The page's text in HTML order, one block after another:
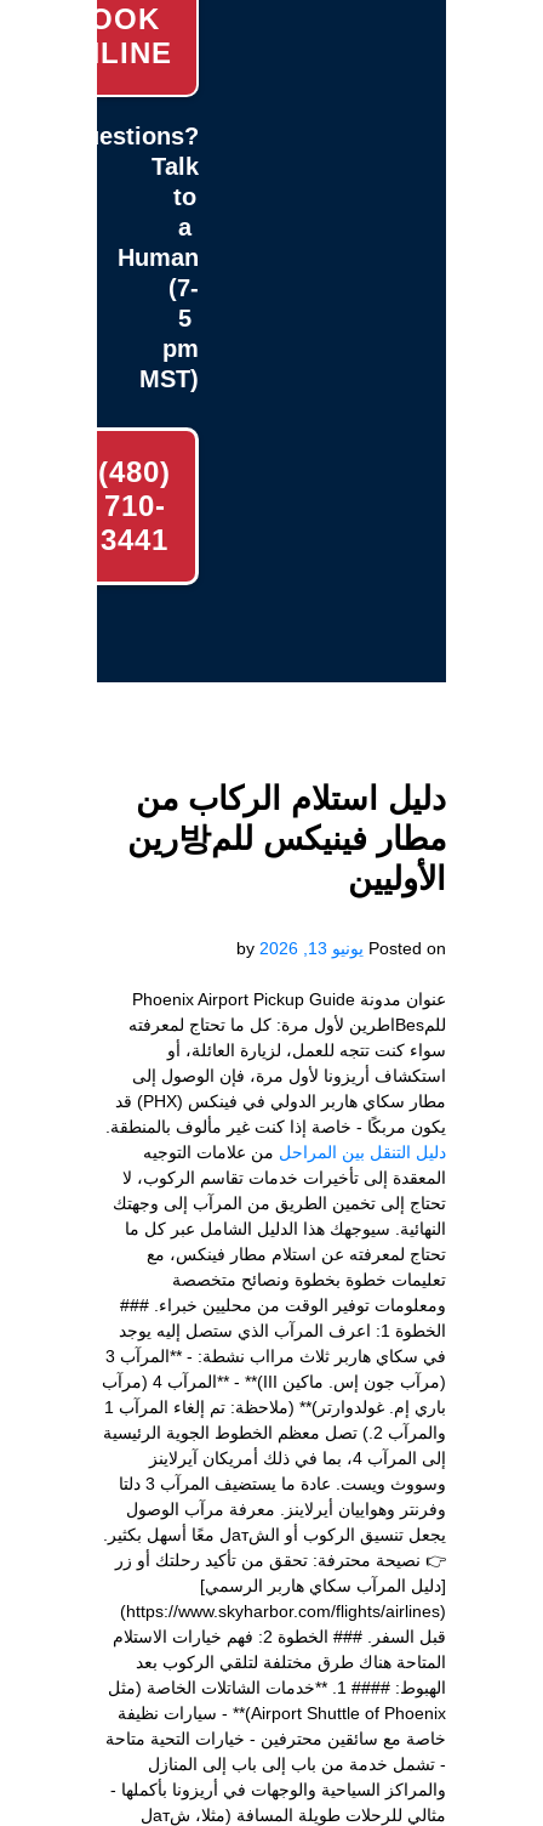
BOOK
ONLINE
Questions?
Talk
to
a
Human
(7-
5
pm
MST)
(480)
710-
3441
دليل استلام الركاب من
مطار فينيكس للم방رين
الأوليين
Posted on يونيو 13, 2026 by
عنوان مدونة Phoenix Airport Pickup Guide
للمBesاطرين لأول مرة: كل ما تحتاج لمعرفته
سواء كنت تتجه للعمل، لزيارة العائلة، أو
استكشاف أريزونا لأول مرة، فإن الوصول إلى
مطار سكاي هاربر الدولي في فينكس (PHX) قد
يكون مربكًا - خاصة إذا كنت غير مألوف بالمنطقة.
دليل التنقل بين المراحل من علامات التوجيه
المعقدة إلى تأخيرات خدمات تقاسم الركوب، لا
تحتاج إلى تخمين الطريق من المرآب إلى وجهتك
النهائية. سيوجهك هذا الدليل الشامل عبر كل ما
تحتاج لمعرفته عن استلام مطار فينكس، مع
تعليمات خطوة بخطوة ونصائح متخصصة
ومعلومات توفير الوقت من محليين خبراء. ###
الخطوة 1: اعرف المرآب الذي ستصل إليه يوجد
في سكاي هاربر ثلاث مرااب نشطة: - **المرآب 3
(مرآب جون إس. ماكين III)** - **المرآب 4 (مرآب
باري إم. غولدوارتر)** (ملاحظة: تم إلغاء المرآب 1
والمرآب 2.) تصل معظم الخطوط الجوية الرئيسية
إلى المرآب 4، بما في ذلك أمريكان آيرلاينز
وسووث ويست. عادة ما يستضيف المرآب 3 دلتا
وفرنتر وهواييان أيرلاينز. معرفة مرآب الوصول
يجعل تنسيق الركوب أو الشатل معًا أسهل بكثير.
👉 نصيحة محترفة: تحقق من تأكيد رحلتك أو زر
[دليل المرآب سكاي هاربر الرسمي]
(https://www.skyharbor.com/flights/airlines)
قبل السفر. ### الخطوة 2: فهم خيارات الاستلام
المتاحة هناك طرق مختلفة لتلقي الركوب بعد
الهبوط: #### 1. **خدمات الشاتلات الخاصة (مثل
Airport Shuttle of Phoenix)** - سيارات نظيفة
خاصة مع سائقين محترفين - خيارات التحية متاحة
- تشمل خدمة من باب إلى باب إلى المنازل
والمراكز السياحية والوجهات في أريزونا بأكملها -
مثالي للرحلات طويلة المسافة (مثلا، شатل